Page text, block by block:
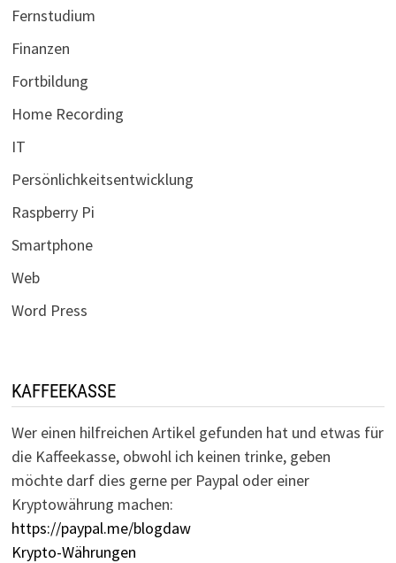
Fernstudium
Finanzen
Fortbildung
Home Recording
IT
Persönlichkeitsentwicklung
Raspberry Pi
Smartphone
Web
Word Press
KAFFEEKASSE
Wer einen hilfreichen Artikel gefunden hat und etwas für
die Kaffeekasse, obwohl ich keinen trinke, geben
möchte darf dies gerne per Paypal oder einer
Kryptowährung machen:
https://paypal.me/blogdaw
Krypto-Währungen